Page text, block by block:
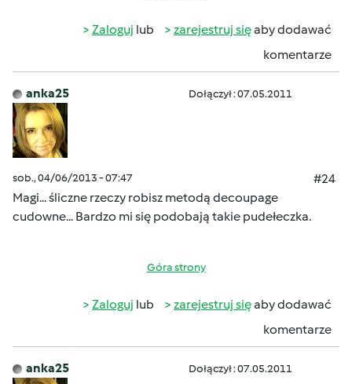
Zaloguj lub zarejestruj sięaby dodawać
komentarze
anka25 Dołączył : 07.05.2011
sob., 04/06/2013 - 07:47
#24
Magi... śliczne rzeczy robisz metodą decoupage
cudowne... Bardzo mi się podobają takie pudełeczka.
Góra strony
Zaloguj lub zarejestruj sięaby dodawać
komentarze
anka25 Dołączył : 07.05.2011